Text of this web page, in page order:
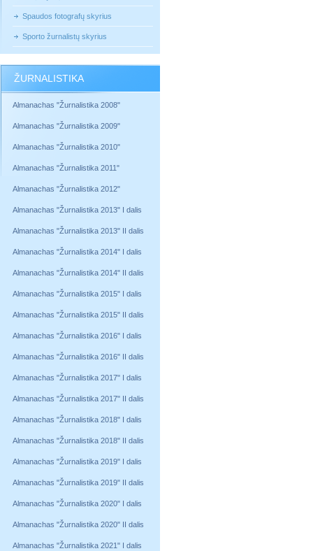
Spaudos fotografų skyrius
Sporto žurnalistų skyrius
ŽURNALISTIKA
Almanachas "Žurnalistika 2008"
Almanachas "Žurnalistika 2009"
Almanachas "Žurnalistika 2010"
Almanachas "Žurnalistika 2011"
Almanachas "Žurnalistika 2012"
Almanachas "Žurnalistika 2013" I dalis
Almanachas "Žurnalistika 2013" II dalis
Almanachas "Žurnalistika 2014" I dalis
Almanachas "Žurnalistika 2014" II dalis
Almanachas "Žurnalistika 2015" I dalis
Almanachas "Žurnalistika 2015" II dalis
Almanachas "Žurnalistika 2016" I dalis
Almanachas "Žurnalistika 2016" II dalis
Almanachas "Žurnalistika 2017" I dalis
Almanachas "Žurnalistika 2017" II dalis
Almanachas "Žurnalistika 2018" I dalis
Almanachas "Žurnalistika 2018" II dalis
Almanachas "Žurnalistika 2019" I dalis
Almanachas "Žurnalistika 2019" II dalis
Almanachas "Žurnalistika 2020" I dalis
Almanachas "Žurnalistika 2020" II dalis
Almanachas "Žurnalistika 2021" I dalis